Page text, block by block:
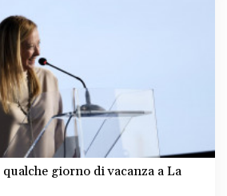
giorno di vacanza a La